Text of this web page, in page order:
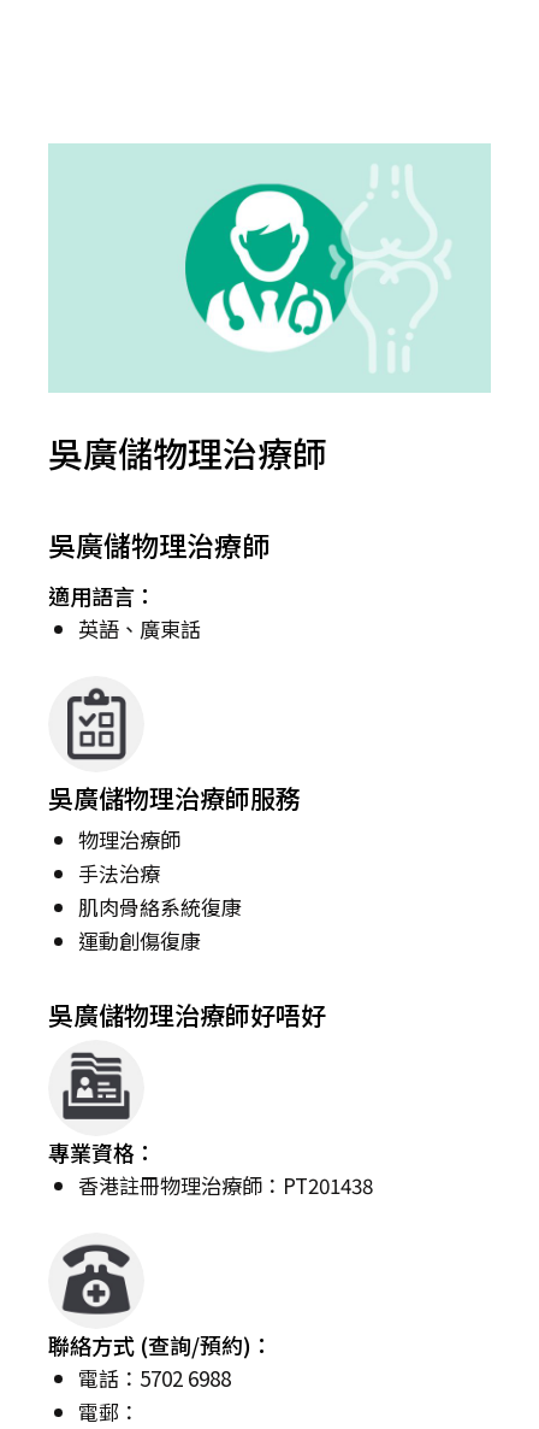
吳廣儲物理治療師
吳廣儲物理治療師
適用語言：
英語、廣東話
吳廣儲物理治療師服務
物理治療師
手法治療
肌肉骨絡系統復康
運動創傷復康
吳廣儲物理治療師好唔好
專業資格：
香港註冊物理治療師：PT201438
聯絡方式 (查詢/預約)：
電話：5702 6988
電郵：